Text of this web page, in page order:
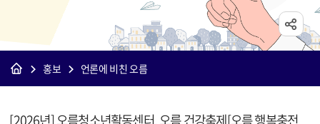
홍보 언론에 비친 오름
[2026년] 오름청소년활동센터, 오름 건강축제[오름 행복충전